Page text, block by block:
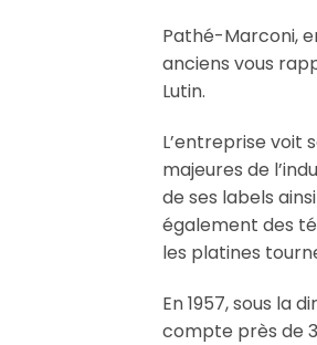
Pathé-Marconi,
anciens vous
Lutin.
L’entreprise voit
majeures de
de ses labels
également des
les platines
En 1957, sous la
compte près de